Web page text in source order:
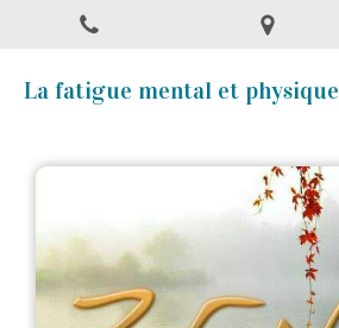
La fatigue mental et physique